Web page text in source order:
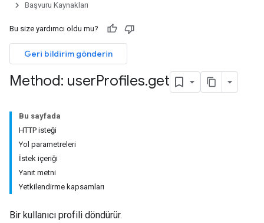
Başvuru Kaynakları
Bu size yardımcı oldu mu?
Geri bildirim gönderin
Method: userProfiles.get
Bu sayfada
HTTP isteği
Yol parametreleri
İstek içeriği
Yanıt metni
Yetkilendirme kapsamları
Bir kullanıcı profili döndürür.